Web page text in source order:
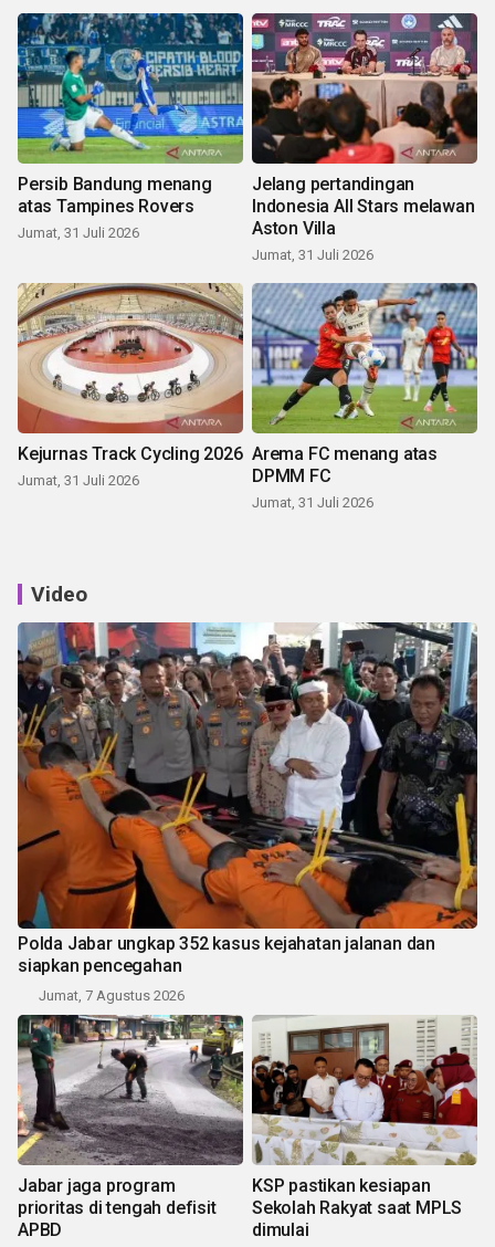
Persib Bandung menang
atas Tampines Rovers
Jumat, 31 Juli 2026
Jelang pertandingan
Indonesia All Stars melawan
Aston Villa
Jumat, 31 Juli 2026
Kejurnas Track Cycling 2026
Jumat, 31 Juli 2026
Arema FC menang atas
DPMM FC
Jumat, 31 Juli 2026
Video
Polda Jabar ungkap 352 kasus kejahatan jalanan dan
siapkan pencegahan
Jumat, 7 Agustus 2026
Jabar jaga program
prioritas di tengah defisit
APBD
KSP pastikan kesiapan
Sekolah Rakyat saat MPLS
dimulai